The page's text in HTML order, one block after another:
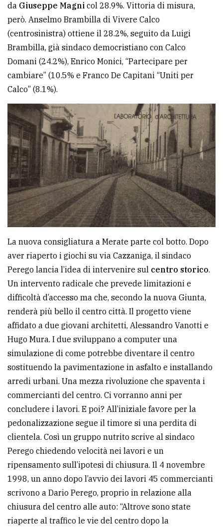
da Giuseppe Magni col 28.9%. Vittoria di misura,
però. Anselmo Brambilla di Vivere Calco
(centrosinistra) ottiene il 28.2%, seguito da Luigi
Brambilla, già sindaco democristiano con Calco
Domani (24.2%), Enrico Monici, “Partecipare per
cambiare” (10.5% e Franco De Capitani “Uniti per
Calco” (8.1%).
La nuova consigliatura a Merate parte col botto. Dopo
aver riaperto i giochi su via Cazzaniga, il sindaco
Perego lancia l’idea di intervenire sul centro storico.
Un intervento radicale che prevede limitazioni e
difficoltà d’accesso ma che, secondo la nuova Giunta,
renderà più bello il centro città. Il progetto viene
affidato a due giovani architetti, Alessandro Vanotti e
Hugo Mura. I due sviluppano a computer una
simulazione di come potrebbe diventare il centro
sostituendo la pavimentazione in asfalto e installando
arredi urbani. Una mezza rivoluzione che spaventa i
commercianti del centro. Ci vorranno anni per
concludere i lavori. E poi? All’iniziale favore per la
pedonalizzazione segue il timore si una perdita di
clientela. Così un gruppo nutrito scrive al sindaco
Perego chiedendo velocità nei lavori e un
ripensamento sull’ipotesi di chiusura. Il 4 novembre
1998, un anno dopo l’avvio dei lavori 45 commercianti
scrivono a Dario Perego, proprio in relazione alla
chiusura del centro alle auto: “Altrove sono state
riaperte al traffico le vie del centro dopo la